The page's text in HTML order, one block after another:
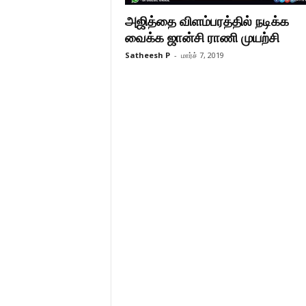
அஜித்தை விளம்பரத்தில் நடிக்க
வைக்க ஜான்சி ராணி முயற்சி
Satheesh P - மார்ச் 7, 2019